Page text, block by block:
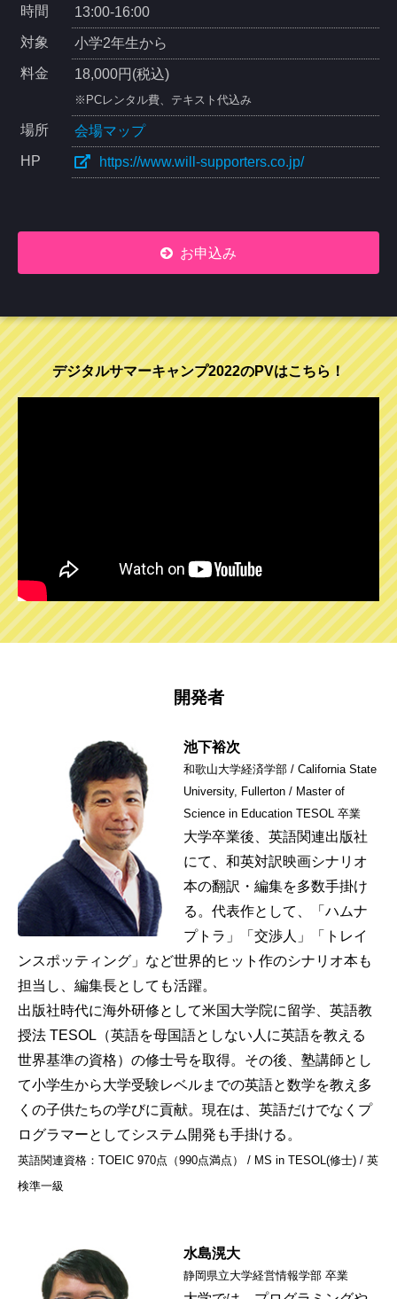
時間
13:00-16:00
対象
小学2年生から
料金
18,000円(税込)
※PCレンタル費、テキスト代込み
場所
会場マップ
HP
https://www.will-supporters.co.jp/
お申込み
デジタルサマーキャンプ2022のPVはこちら！
開発者
池下裕次
和歌山大学経済学部 / California State
University, Fullerton / Master of
Science in Education TESOL 卒業
大学卒業後、英語関連出版社
にて、和英対訳映画シナリオ
本の翻訳・編集を多数手掛け
る。代表作として、「ハムナ
プトラ」「交渉人」「トレイ
ンスポッティング」など世界的ヒット作のシナリオ本も
担当し、編集長としても活躍。
出版社時代に海外研修として米国大学院に留学、英語教
授法 TESOL（英語を母国語としない人に英語を教える
世界基準の資格）の修士号を取得。その後、塾講師とし
て小学生から大学受験レベルまでの英語と数学を教え多
くの子供たちの学びに貢献。現在は、英語だけでなくプ
ログラマーとしてシステム開発も手掛ける。
英語関連資格：TOEIC 970点（990点満点） / MS in TESOL(修士) / 英
検準一級
水島滉大
静岡県立大学経営情報学部 卒業